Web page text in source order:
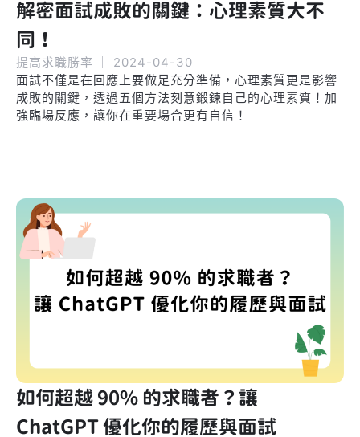
解密面試成敗的關鍵：心理素質大不
同！
提高求職勝率
2024-04-30
面試不僅是在回應上要做足充分準備，心理素質更是影響
成敗的關鍵，透過五個方法刻意鍛鍊自己的心理素質！加
強臨場反應，讓你在重要場合更有自信！
如何超越 90% 的求職者？讓
ChatGPT 優化你的履歷與面試